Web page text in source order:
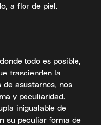
a flor de piel.
todo es posible,
trascienden la
de asustarnos, nos
y peculiaridad.
inigualable de
su peculiar forma de